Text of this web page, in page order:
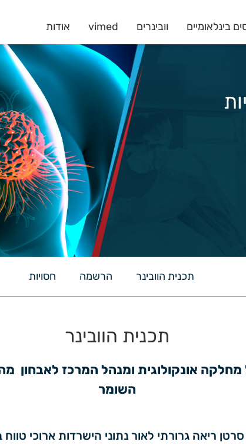
בינלאומיים וובינרים vimed אודות
תכנית הוובינר הרשמה חסויות
תכנית הוובינר
השומר
ריאה גרורתי לאור נתוני הישרדות ארוכי